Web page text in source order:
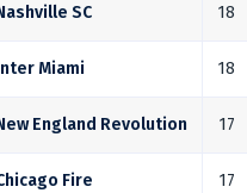
SC 18
Miami 18
England Revolution 17
Fire 17